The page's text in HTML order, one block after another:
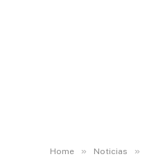
Home » Noticias »